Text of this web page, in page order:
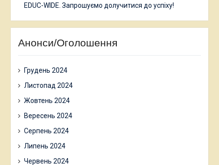
EDUC-WIDE. Запрошуємо долучитися до успіху!
Анонси/Оголошення
Грудень 2024
Листопад 2024
Жовтень 2024
Вересень 2024
Серпень 2024
Липень 2024
Червень 2024